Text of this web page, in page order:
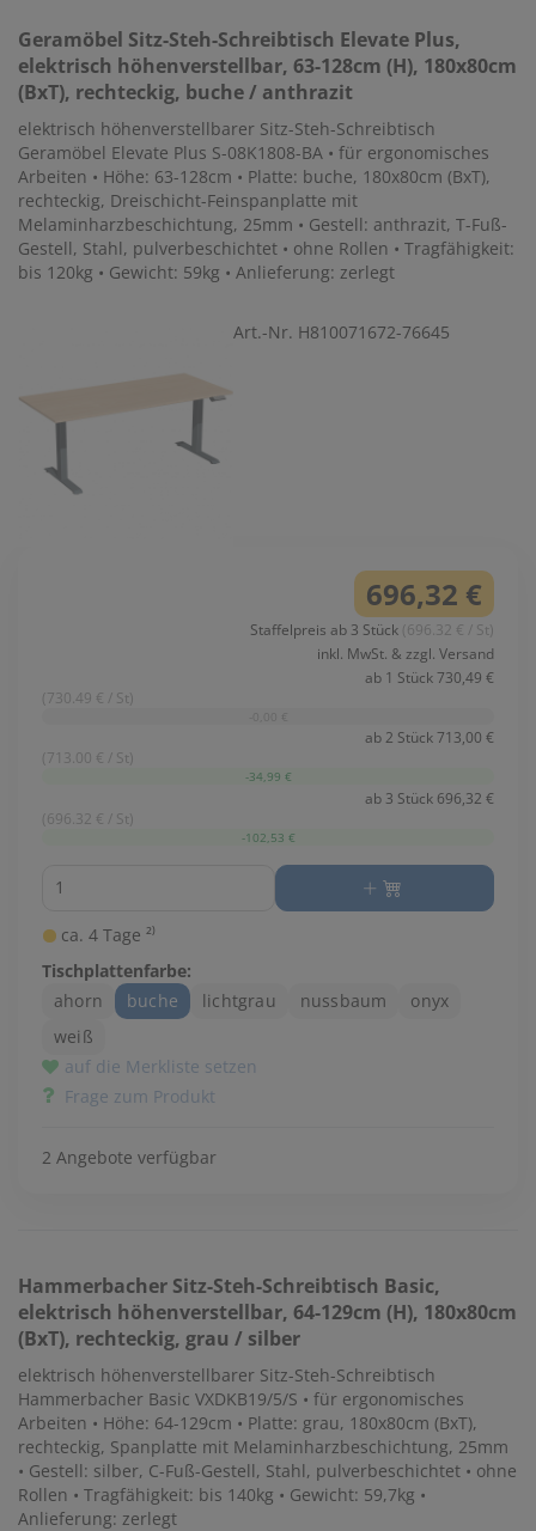
Geramöbel Sitz-Steh-Schreibtisch Elevate Plus,
elektrisch höhenverstellbar, 63-128cm (H), 180x80cm
(BxT), rechteckig, buche / anthrazit
elektrisch höhenverstellbarer Sitz-Steh-Schreibtisch
Geramöbel Elevate Plus S-08K1808-BA • für ergonomisches
Arbeiten • Höhe: 63-128cm • Platte: buche, 180x80cm (BxT),
rechteckig, Dreischicht-Feinspanplatte mit
Melaminharzbeschichtung, 25mm • Gestell: anthrazit, T-Fuß-
Gestell, Stahl, pulverbeschichtet • ohne Rollen • Tragfähigkeit:
bis 120kg • Gewicht: 59kg • Anlieferung: zerlegt
Art.-Nr. H810071672-76645
696,32 €
Staffelpreis ab 3 Stück (696.32 € / St)
inkl. MwSt. & zzgl. Versand
ab 1 Stück 730,49 €
(730.49 € / St)
ab 2 Stück 713,00 €
(713.00 € / St)
-34,99 €
ab 3 Stück 696,32 €
(696.32 € / St)
-102,53 €
ca. 4 Tage ²⁾
Tischplattenfarbe:
ahorn
buche lichtgrau nussbaum
onyx
weiß
auf die Merkliste setzen
Frage zum Produkt
2 Angebote verfügbar
Hammerbacher Sitz-Steh-Schreibtisch Basic,
elektrisch höhenverstellbar, 64-129cm (H), 180x80cm
(BxT), rechteckig, grau / silber
elektrisch höhenverstellbarer Sitz-Steh-Schreibtisch
Hammerbacher Basic VXDKB19/5/S • für ergonomisches
Arbeiten • Höhe: 64-129cm • Platte: grau, 180x80cm (BxT),
rechteckig, Spanplatte mit Melaminharzbeschichtung, 25mm
• Gestell: silber, C-Fuß-Gestell, Stahl, pulverbeschichtet • ohne
Rollen • Tragfähigkeit: bis 140kg • Gewicht: 59,7kg •
Anlieferung: zerlegt